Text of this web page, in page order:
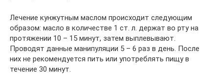
Лечение кунжутным маслом происходит следующим
образом: масло в количестве 1 ст. л. держат во рту на
протяжении 10 – 15 минут, затем выплевывают.
Проводят данные манипуляции 5 – 6 раз в день. После
них не рекомендуется пить или употреблять пищу в
течение 30 минут.